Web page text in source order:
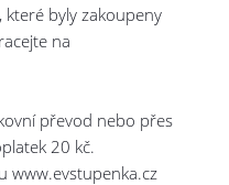
které byly zakoupeny
na
převod nebo přes
20 kč.
www.evstupenka.cz